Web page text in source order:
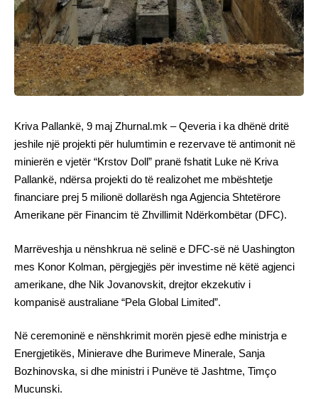
Kriva Pallankë, 9 maj Zhurnal.mk – Qeveria i ka dhënë dritë
jeshile një projekti për hulumtimin e rezervave të antimonit në
minierën e vjetër “Krstov Doll” pranë fshatit Luke në Kriva
Pallankë, ndërsa projekti do të realizohet me mbështetje
financiare prej 5 milionë dollarësh nga Agjencia Shtetërore
Amerikane për Financim të Zhvillimit Ndërkombëtar (DFC).
Marrëveshja u nënshkrua në selinë e DFC-së në Uashington
mes Konor Kolman, përgjegjës për investime në këtë agjenci
amerikane, dhe Nik Jovanovskit, drejtor ekzekutiv i
kompanisë australiane “Pela Global Limited”.
Në ceremoninë e nënshkrimit morën pjesë edhe ministrja e
Energjetikës, Minierave dhe Burimeve Minerale, Sanja
Bozhinovska, si dhe ministri i Punëve të Jashtme, Timço
Mucunski.